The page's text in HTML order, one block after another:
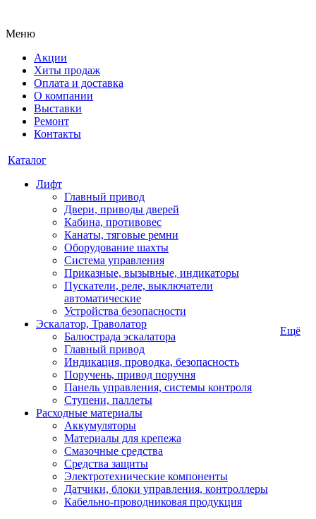
Меню
Акции
Хиты продаж
Оплата и доставка
О компании
Выставки
Ремонт
Контакты
Каталог
Лифт
Главный привод
Двери, приводы дверей
Кабина, противовес
Канаты, тяговые ремни
Оборудование шахты
Система управления
Приказные, вызывные, индикаторы
Пускатели, реле, выключатели
автоматические
Устройства безопасности
Эскалатор, Траволатор
Балюстрада эскалатора
Главный привод
Индикация, проводка, безопасность
Поручень, привод поручня
Панель управления, системы контроля
Ступени, паллеты
Расходные материалы
Аккумуляторы
Материалы для крепежа
Смазочные средства
Средства защиты
Электротехнические компоненты
Датчики, блоки управления, контроллеры
Кабельно-проводниковая продукция
Ещё